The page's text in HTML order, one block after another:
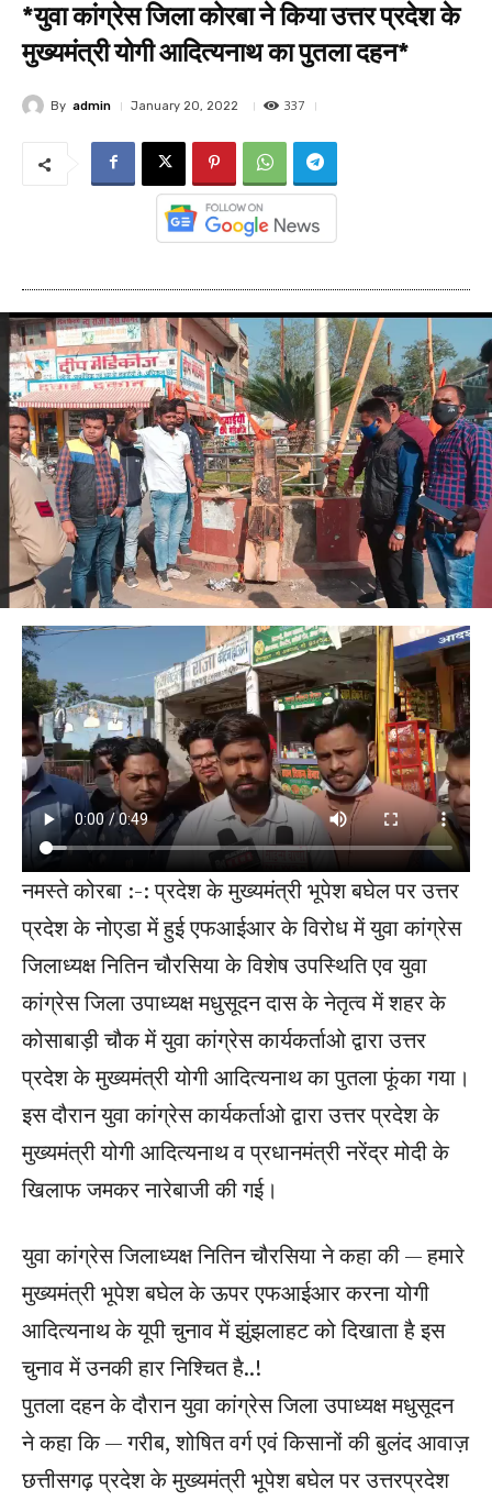
*युवा कांग्रेस जिला कोरबा ने किया उत्तर प्रदेश के
मुख्यमंत्री योगी आदित्यनाथ का पुतला दहन*
By admin January 20, 2022 337
नमस्ते कोरबा :-: प्रदेश के मुख्यमंत्री भूपेश बघेल पर उत्तर
प्रदेश के नोएडा में हुई एफआईआर के विरोध में युवा कांग्रेस
जिलाध्यक्ष नितिन चौरसिया के विशेष उपस्थिति एव युवा
कांग्रेस जिला उपाध्यक्ष मधुसूदन दास के नेतृत्व में शहर के
कोसाबाड़ी चौक में युवा कांग्रेस कार्यकर्ताओ द्वारा उत्तर
प्रदेश के मुख्यमंत्री योगी आदित्यनाथ का पुतला फूंका गया।
इस दौरान युवा कांग्रेस कार्यकर्ताओ द्वारा उत्तर प्रदेश के
मुख्यमंत्री योगी आदित्यनाथ व प्रधानमंत्री नरेंद्र मोदी के
खिलाफ जमकर नारेबाजी की गई।
युवा कांग्रेस जिलाध्यक्ष नितिन चौरसिया ने कहा की — हमारे
मुख्यमंत्री भूपेश बघेल के ऊपर एफआईआर करना योगी
आदित्यनाथ के यूपी चुनाव में झुंझलाहट को दिखाता है इस
चुनाव में उनकी हार निश्चित है..!
पुतला दहन के दौरान युवा कांग्रेस जिला उपाध्यक्ष मधुसूदन
ने कहा कि — गरीब, शोषित वर्ग एवं किसानों की बुलंद आवाज़
छत्तीसगढ़ प्रदेश के मुख्यमंत्री भूपेश बघेल पर उत्तरप्रदेश